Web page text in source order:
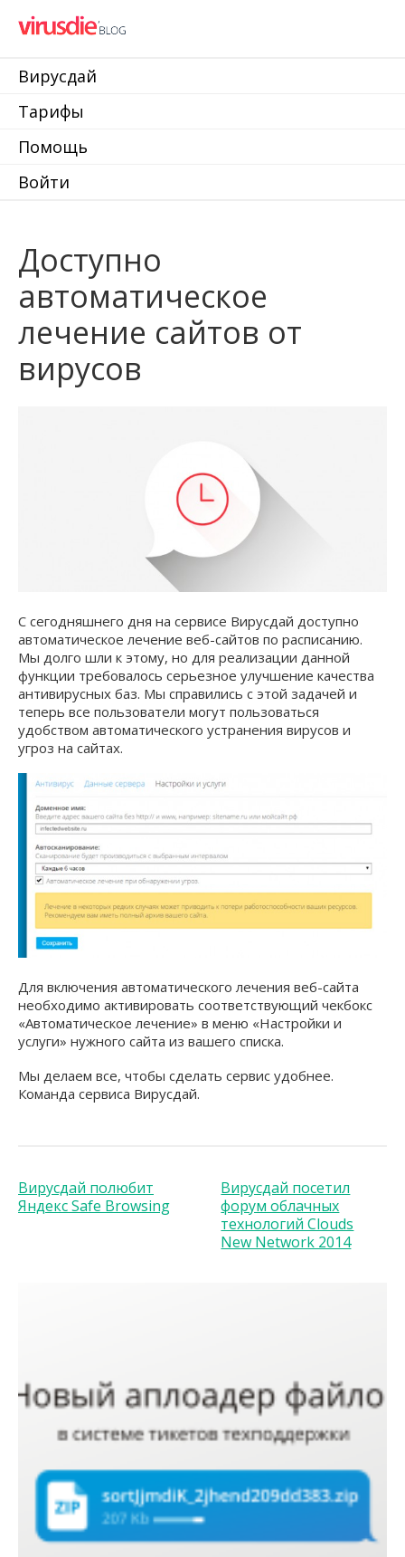
Вирусдай
Тарифы
Помощь
Войти
Доступно
автоматическое
лечение сайтов от
вирусов
С сегодняшнего дня на сервисе Вирусдай доступно
автоматическое лечение веб-сайтов по расписанию.
Мы долго шли к этому, но для реализации данной
функции требовалось серьезное улучшение качества
антивирусных баз. Мы справились с этой задачей и
теперь все пользователи могут пользоваться
удобством автоматического устранения вирусов и
угроз на сайтах.
Для включения автоматического лечения веб-сайта
необходимо активировать соответствующий чекбокс
«Автоматическое лечение» в меню «Настройки и
услуги» нужного сайта из вашего списка.
Мы делаем все, чтобы сделать сервис удобнее.
Команда сервиса Вирусдай.
Вирусдай полюбит
Яндекс Safe Browsing
Вирусдай посетил
форум облачных
технологий Clouds
New Network 2014